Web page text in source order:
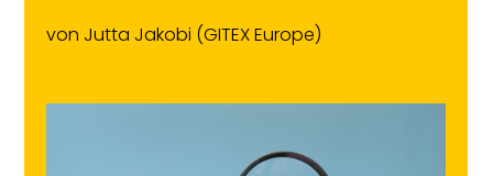
von Jutta Jakobi (GITEX Europe)